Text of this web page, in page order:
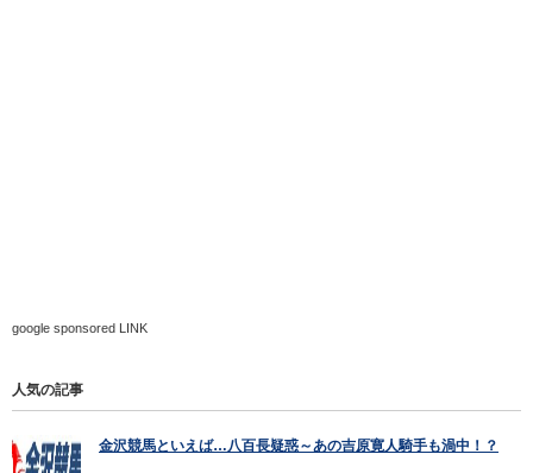
google sponsored LINK
人気の記事
金沢競馬といえば…八百長疑惑～あの吉原寛人騎手も渦中！？